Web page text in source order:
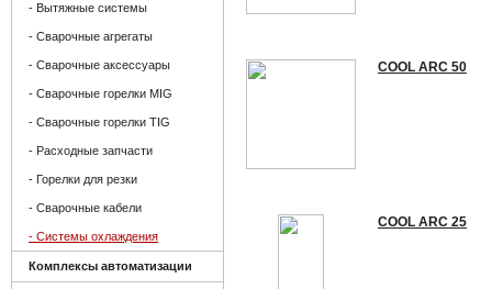
- Вытяжные системы
- Сварочные агрегаты
- Сварочные аксессуары
- Сварочные горелки MIG
- Сварочные горелки TIG
- Расходные запчасти
- Горелки для резки
- Сварочные кабели
- Системы охлаждения
Комплексы автоматизации
COOL ARC 50
COOL ARC 25